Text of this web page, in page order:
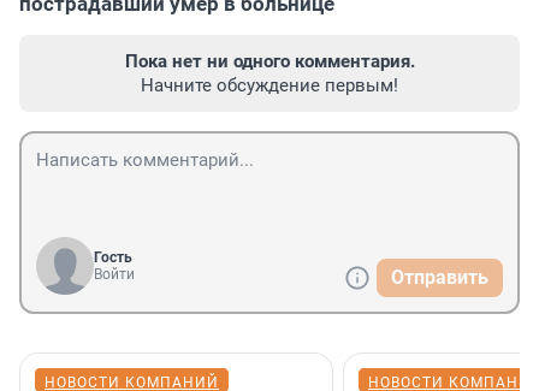
Пока нет ни одного комментария.
Начните обсуждение первым!
Гость
Войти
Отправить
НОВОСТИ КОМПАНИЙ НОВОСТИ